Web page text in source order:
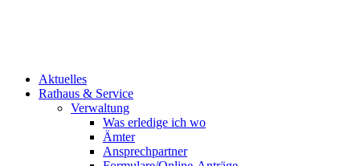
Aktuelles
Rathaus & Service
Verwaltung
Was erledige ich wo
Ämter
Ansprechpartner